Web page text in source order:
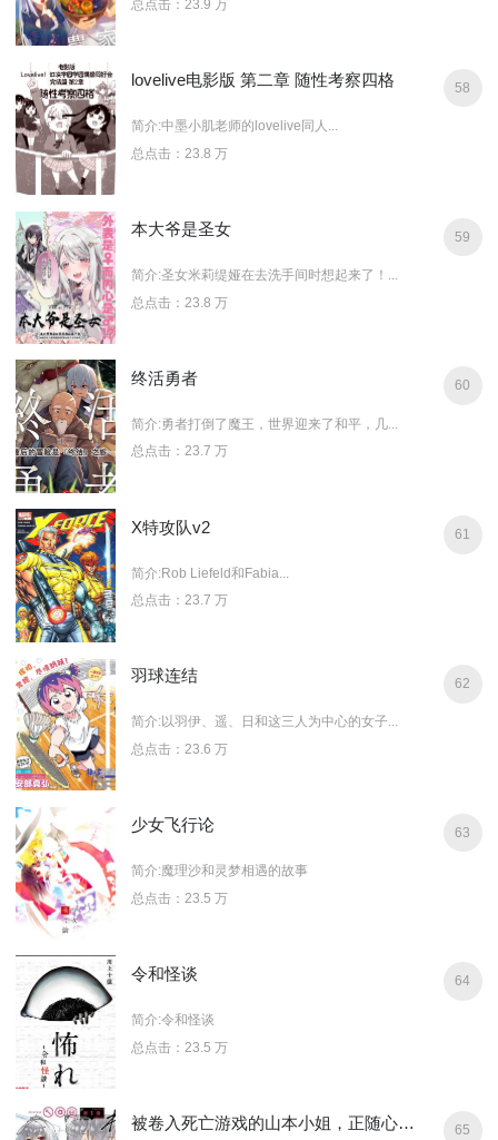
总点击：23.9 万
lovelive电影版 第二章 随性考察四格
简介:中墨小肌老师的lovelive同人...
总点击：23.8 万
58
本大爷是圣女
简介:圣女米莉缇娅在去洗手间时想起来了！...
总点击：23.8 万
59
终活勇者
简介:勇者打倒了魔王，世界迎来了和平，几...
总点击：23.7 万
60
X特攻队v2
简介:Rob Liefeld和Fabia...
总点击：23.7 万
61
羽球连结
简介:以羽伊、遥、日和这三人为中心的女子...
总点击：23.6 万
62
少女飞行论
简介:魔理沙和灵梦相遇的故事
总点击：23.5 万
63
令和怪谈
简介:令和怪谈
总点击：23.5 万
64
被卷入死亡游戏的山本小姐，正随心所欲地摧毁游戏平衡 65